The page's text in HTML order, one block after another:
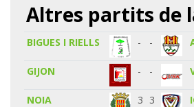
Altres partits de
BIGUES I RIELLS - -
GIJON - -
NOIA 3 3